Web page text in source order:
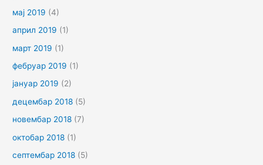
мај 2019 (4)
април 2019 (1)
март 2019 (1)
фебруар 2019 (1)
јануар 2019 (2)
децембар 2018 (5)
новембар 2018 (7)
октобар 2018 (1)
септембар 2018 (5)